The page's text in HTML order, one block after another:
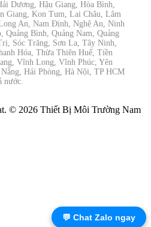
Dương, Hậu Giang, Hòa Bình,
Giang, Kon Tum, Lai Châu, Lâm
An, Nam Định, Nghệ An, Ninh
Bình, Quảng Nam, Quảng
Sóc Trăng, Sơn La, Tây Ninh,
Hóa, Thừa Thiên Huế, Tiền
Vĩnh Long, Vĩnh Phúc, Yên
Hải Phòng, Hà Nội, TP HCM
nước.
© 2026 Thiết Bị Môi Trường Nam
💬 Chat Zalo ngay